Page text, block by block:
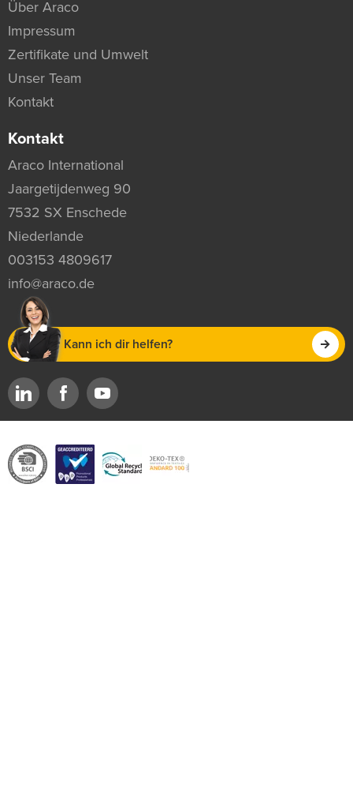
Über Araco
Impressum
Zertifikate und Umwelt
Unser Team
Kontakt
Kontakt
Araco International
Jaargetijdenweg 90
7532 SX Enschede
Niederlande
003153 4809617
info@araco.de
Kann ich dir helfen?